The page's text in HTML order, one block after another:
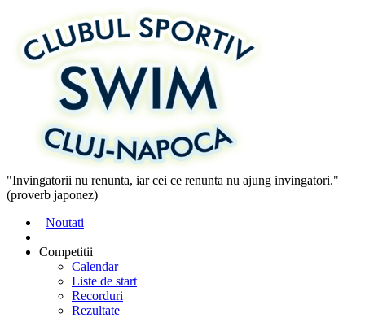
"Invingatorii nu renunta, iar cei ce renunta nu ajung invingatori."
(proverb japonez)
Noutati
Competitii
Calendar
Liste de start
Recorduri
Rezultate